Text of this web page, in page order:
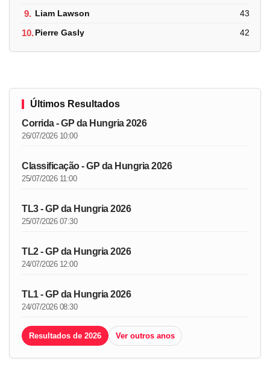
9. Liam Lawson 43
10.Pierre Gasly 42
Últimos Resultados
Corrida - GP da Hungria 2026
26/07/2026 10:00
Classificação - GP da Hungria 2026
25/07/2026 11:00
TL3 - GP da Hungria 2026
25/07/2026 07:30
TL2 - GP da Hungria 2026
24/07/2026 12:00
TL1 - GP da Hungria 2026
24/07/2026 08:30
Resultados de 2026 Ver outros anos